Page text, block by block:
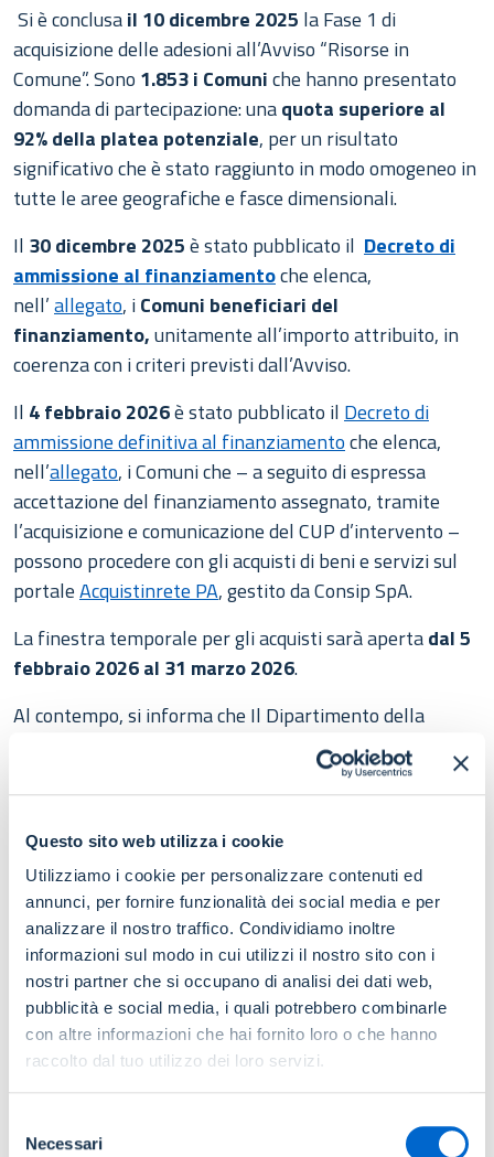
Questo sito web utilizza i cookie
Utilizziamo i cookie per personalizzare contenuti ed
annunci, per fornire funzionalità dei social media e per
analizzare il nostro traffico. Condividiamo inoltre
informazioni sul modo in cui utilizzi il nostro sito con i
nostri partner che si occupano di analisi dei dati web,
pubblicità e social media, i quali potrebbero combinarle
con altre informazioni che hai fornito loro o che hanno
raccolto dal tuo utilizzo dei loro servizi.
delNecessari
Si è conclusail 10 dicembre 2025 la Fase 1 di
acquisizione delle adesioni all’Avviso “Risorse in
Comune”. Sono 1.853 i Comuniche hanno presentato
domanda di partecipazione: unaquota superiore al
92% della platea potenziale, per un risultato
significativo che è stato raggiunto in modo omogeneo in
tutte le aree geografiche e fasce dimensionali.
Il 30 dicembre 2025è stato pubblicato il Decreto di
ammissione al finanziamentoche elenca,
nell’allegato, iComuni beneficiari del
finanziamento,unitamente all’importo attribuito, in
coerenza con i criteri previsti dall’Avviso.
Il 4 febbraio 2026è stato pubblicato il Decreto di
ammissione definitiva al finanziamentoche elenca,
nell’allegato, i Comuni che – a seguito di espressa
accettazione del finanziamento assegnato, tramite
l’acquisizione e comunicazione del CUP d’intervento –
possono procedere con gli acquisti di beni e servizi sul
portaleAcquistinrete PA, gestito da Consip SpA.
La finestra temporale per gli acquisti sarà apertadal 5
febbraio 2026 al 31 marzo 2026.
Al contempo, si informa che Il Dipartimento della
Funzione Pubblica, a seguito delle prime verifiche sulle
domande presentate dai Comuni nell’ambito dell’Avviso
“Risorse in Comune”, ha riscontrato alcunierrori
formali nella documentazione trasmessa
prevenire l’attivazione della procedura di soccorso
istruttorio – che comporterebbe la richiesta di
integrazioni da fornire entro 5 giorni lavorativi – è
stata attivata unanuova funzionalità telematica
accessibile nell’Area riservata della piattaforma Lavoro
Pubblico – applicativo “Risorse in Comune”, che
consente di correggere eventuali incongruenze
riscontrate.
I Comuni beneficiari sono quindi invitati a verificare la
completezza della documentazione già caricata e, se